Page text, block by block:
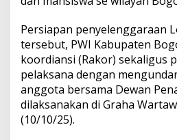
Persiapan penyelenggaraan
tersebut, PWI Kabupaten
koordiansi (Rakor) sekaligus
pelaksana dengan
anggota bersama Dewan
dilaksanakan di Graha
(10/10/25).